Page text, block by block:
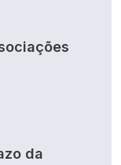
da